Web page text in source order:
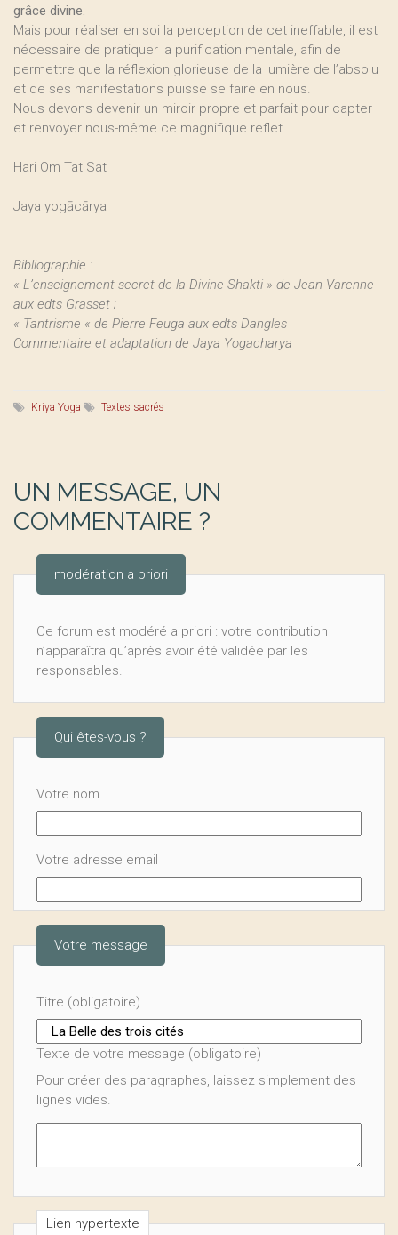
grâce divine.
Mais pour réaliser en soi la perception de cet ineffable, il est
nécessaire de pratiquer la purification mentale, afin de
permettre que la réflexion glorieuse de la lumière de l’absolu
et de ses manifestations puisse se faire en nous.
Nous devons devenir un miroir propre et parfait pour capter
et renvoyer nous-même ce magnifique reflet.
Hari Om Tat Sat
Jaya yogācārya
Bibliographie :
« L’enseignement secret de la Divine Shakti » de Jean Varenne
aux edts Grasset ;
« Tantrisme « de Pierre Feuga aux edts Dangles
Commentaire et adaptation de Jaya Yogacharya
Kriya Yoga Textes sacrés
UN MESSAGE, UN
COMMENTAIRE ?
modération a priori
Ce forum est modéré a priori : votre contribution
n’apparaîtra qu’après avoir été validée par les
responsables.
Qui êtes-vous ?
Votre nom
Votre adresse email
Votre message
Titre (obligatoire)
Texte de votre message (obligatoire)
Pour créer des paragraphes, laissez simplement des
lignes vides.
Lien hypertexte